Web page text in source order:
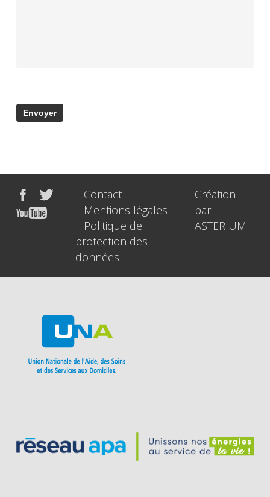
Contact
Mentions légales
Politique de
protection des
données
Création
par
ASTERIUM